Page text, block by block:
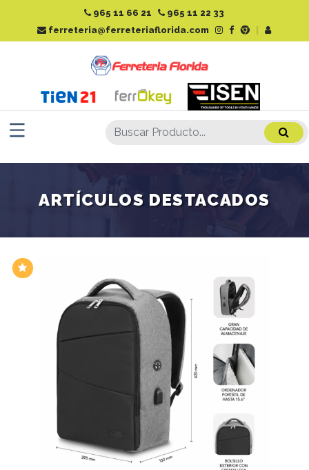
965 11 66 21
965 11 22 33
ferreteria@ferreteriaflorida.com
ARTÍCULOS DESTACADOS